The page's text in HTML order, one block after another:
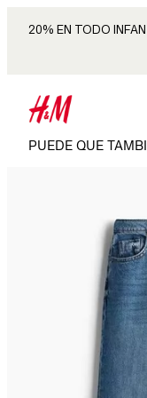
20% EN TODO
PUEDE QUE